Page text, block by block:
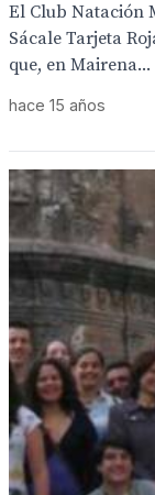
El Club Natación
Sácale Tarjeta
que, en Mairena...
hace 15 años